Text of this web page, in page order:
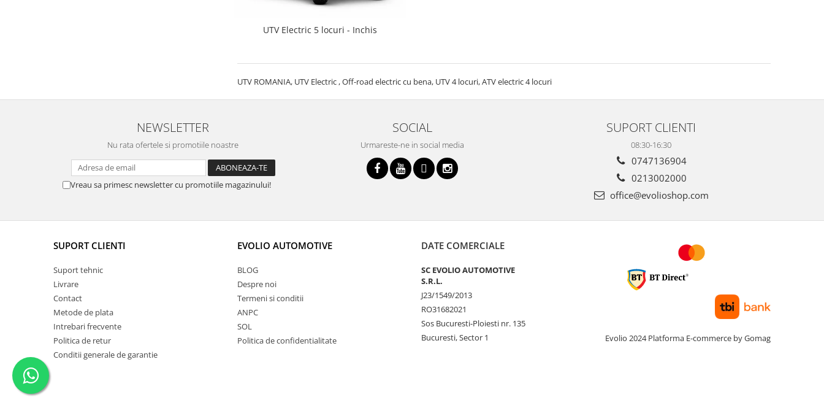
UTV Electric 5 locuri - Inchis
UTV ROMANIA, UTV Electric , Off-road electric cu bena, UTV 4 locuri, ATV electric 4 locuri
NEWSLETTER
Nu rata ofertele si promotiile noastre
Vreau sa primesc newsletter cu promotiile magazinului!
SOCIAL
Urmareste-ne in social media
SUPORT CLIENTI
08:30-16:30
0747136904
0213002000
office@evolioshop.com
SUPORT CLIENTI
Suport tehnic
Livrare
Contact
Metode de plata
Intrebari frecvente
Politica de retur
Conditii generale de garantie
EVOLIO AUTOMOTIVE
BLOG
Despre noi
Termeni si conditii
ANPC
SOL
Politica de confidentialitate
DATE COMERCIALE
SC EVOLIO AUTOMOTIVE
S.R.L.
J23/1549/2013
RO31682021
Sos Bucuresti-Ploiesti nr. 135
Bucuresti, Sector 1
Evolio 2024Platforma E-commerce by Gomag